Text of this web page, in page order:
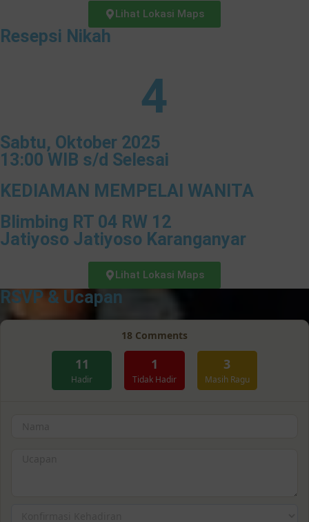
Lihat Lokasi Maps
Resepsi Nikah
4
Sabtu, Oktober 2025
13:00 WIB s/d Selesai
KEDIAMAN MEMPELAI WANITA
Blimbing RT 04 RW 12
Jatiyoso Jatiyoso Karanganyar
Lihat Lokasi Maps
RSVP & Ucapan
18 Comments
11
Hadir
1
Tidak Hadir
3
Masih Ragu